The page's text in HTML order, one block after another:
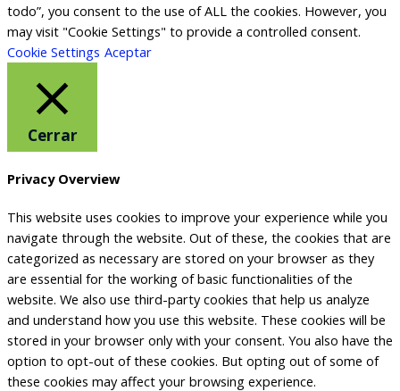
todo”, you consent to the use of ALL the cookies. However, you
may visit "Cookie Settings" to provide a controlled consent.
Cookie Settings Aceptar
Cerrar
Privacy Overview
This website uses cookies to improve your experience while you
navigate through the website. Out of these, the cookies that are
categorized as necessary are stored on your browser as they
are essential for the working of basic functionalities of the
website. We also use third-party cookies that help us analyze
and understand how you use this website. These cookies will be
stored in your browser only with your consent. You also have the
option to opt-out of these cookies. But opting out of some of
these cookies may affect your browsing experience.